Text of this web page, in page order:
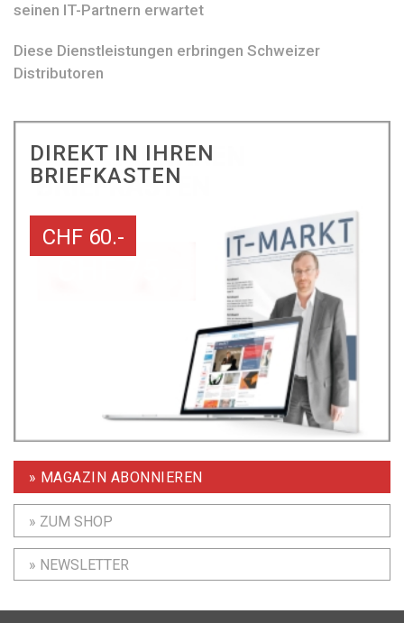
seinen IT-Partnern erwartet
Diese Dienstleistungen erbringen Schweizer
Distributoren
DIREKT IN IHREN
BRIEFKASTEN
CHF 60.-
» MAGAZIN ABONNIEREN
» ZUM SHOP
» NEWSLETTER